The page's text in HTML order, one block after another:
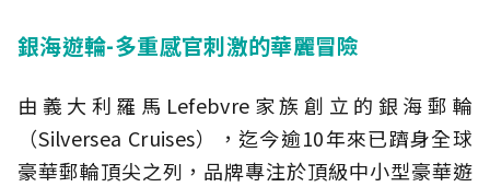
銀海遊輪-多重感官刺激的華麗冒險
由義大利羅馬Lefebvre家族創立的銀海郵輪
（Silversea Cruises），迄今逾10年來已躋身全球
豪華郵輪頂尖之列，品牌專注於頂級中小型豪華遊